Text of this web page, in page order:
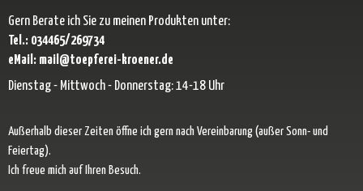
Gern Berate ich Sie zu meinen Produkten unter:
Tel.: 034465/269734
eMail: mail@toepferei-kroener.de
Dienstag - Mittwoch - Donnerstag: 14-18 Uhr
Außerhalb dieser Zeiten öffne ich gern nach Vereinbarung (außer Sonn- und
Feiertag).
Ich freue mich auf Ihren Besuch.